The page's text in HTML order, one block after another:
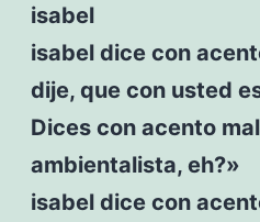
isabel
isabel dice con
dije, que con usted
Dices con acento
ambientalista, eh?»
isabel dice con